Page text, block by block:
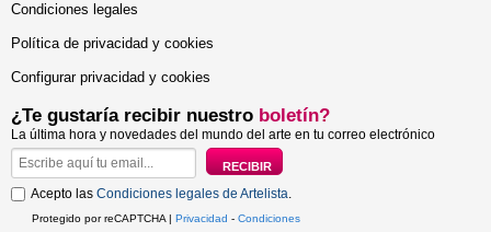
Condiciones legales
Política de privacidad y cookies
Configurar privacidad y cookies
¿Te gustaría recibir nuestro boletín?
La última hora y novedades del mundo del arte en tu correo electrónico
Acepto las Condiciones legales de Artelista.
Protegido por reCAPTCHA | Privacidad - Condiciones